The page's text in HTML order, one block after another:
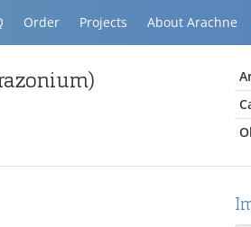
Order Projects About Arachne